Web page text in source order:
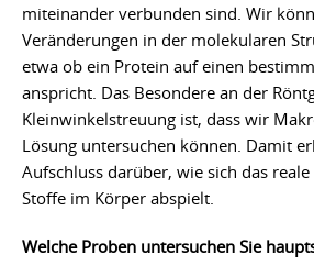
miteinander verbunden sind. Wir
Veränderungen in der molekularen
etwa ob ein Protein auf einen
anspricht. Das Besondere an der
Kleinwinkelstreuung ist, dass wir
Lösung untersuchen können. Damit
Aufschluss darüber, wie sich das
Stoffe im Körper abspielt.
Welche Proben untersuchen Sie